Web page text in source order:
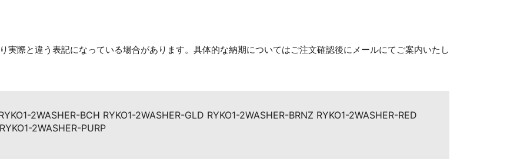
実際と違う表記になっている場合があります。具体的な納期についてはご注文確認後にメールにてご案内いたし
2WASHER-BCH RYKO1-2WASHER-GLD RYKO1-2WASHER-BRNZ RYKO1-2WASHER-RED
2WASHER-PURP